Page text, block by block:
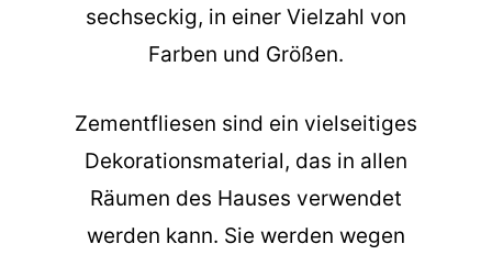
sechseckig, in einer Vielzahl von
Farben und Größen.
Zementfliesen sind ein vielseitiges
Dekorationsmaterial, das in allen
Räumen des Hauses verwendet
werden kann. Sie werden wegen